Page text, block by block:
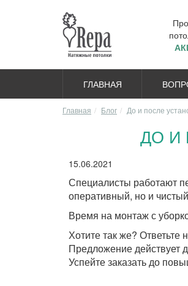
ГЛАВНАЯ
Главная Блог До и после
ДО И
15.06.2021
Специалисты работают
оперативный, но и
Время на монтаж с
Хотите так же? Ответьте
Предложение действует
Успейте заказать до